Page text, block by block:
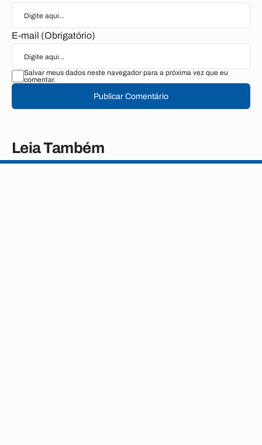
E-mail (Obrigatório)
Salvar meus dados neste navegador para a próxima vez que eu
comentar.
Publicar Comentário
Leia Também